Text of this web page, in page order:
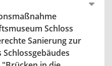
Schloss
Sanierung zur